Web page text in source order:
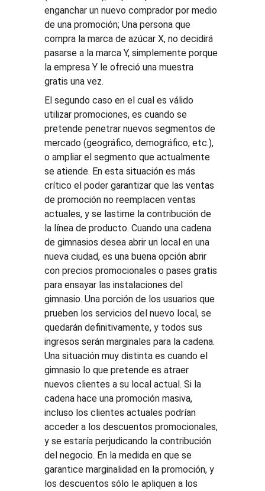
enganchar un nuevo comprador por medio
de una promoción; Una persona que
compra la marca de azúcar X, no decidirá
pasarse a la marca Y, simplemente porque
la empresa Y le ofreció una muestra
gratis una vez.
El segundo caso en el cual es válido
utilizar promociones, es cuando se
pretende penetrar nuevos segmentos de
mercado (geográfico, demográfico, etc.),
o ampliar el segmento que actualmente
se atiende. En esta situación es más
crítico el poder garantizar que las ventas
de promoción no reemplacen ventas
actuales, y se lastime la contribución de
la línea de producto. Cuando una cadena
de gimnasios desea abrir un local en una
nueva ciudad, es una buena opción abrir
con precios promocionales o pases gratis
para ensayar las instalaciones del
gimnasio. Una porción de los usuarios que
prueben los servicios del nuevo local, se
quedarán definitivamente, y todos sus
ingresos serán marginales para la cadena.
Una situación muy distinta es cuando el
gimnasio lo que pretende es atraer
nuevos clientes a su local actual. Si la
cadena hace una promoción masiva,
incluso los clientes actuales podrían
acceder a los descuentos promocionales,
y se estaría perjudicando la contribución
del negocio. En la medida en que se
garantice marginalidad en la promoción, y
los descuentos sólo le apliquen a los